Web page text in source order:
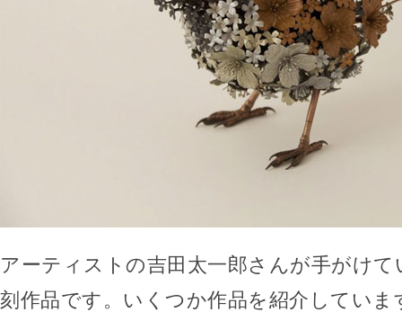
アーティストの吉田太一郎さんが手がけ
刻作品です。いくつか作品を紹介してい